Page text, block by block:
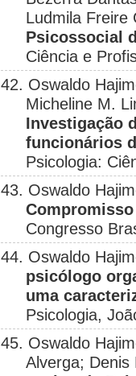
Ludmila
Psicossocial
Ciência e
42. Oswaldo
Micheline M.
Investigação
funcionários
Psicologia:
43. Oswaldo
Congresso
44. Oswaldo
psicólogo
uma
Psicologia,
45. Oswaldo
Alverga;